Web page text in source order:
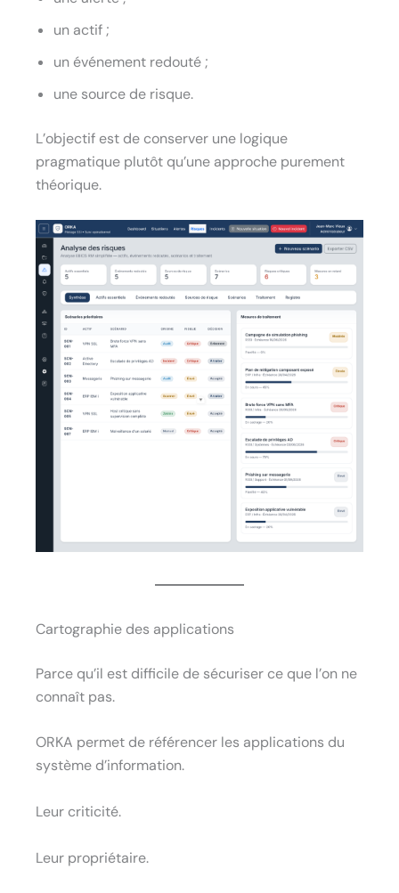
un actif ;
un événement redouté ;
une source de risque.
L’objectif est de conserver une logique
pragmatique plutôt qu’une approche purement
théorique.
Cartographie des applications
Parce qu’il est difficile de sécuriser ce que l’on ne
connaît pas.
ORKA permet de référencer les applications du
système d’information.
Leur criticité.
Leur propriétaire.